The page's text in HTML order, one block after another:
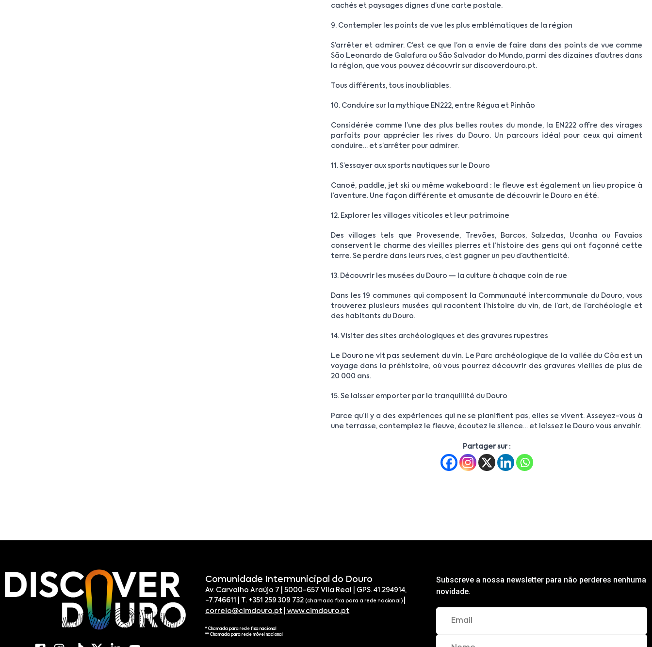
cachés et paysages dignes d’une carte postale.
9. Contempler les points de vue les plus emblématiques de la région
S’arrêter et admirer. C’est ce que l’on a envie de faire dans des points de vue comme
São Leonardo de Galafura ou São Salvador do Mundo, parmi des dizaines d’autres dans
la région, que vous pouvez découvrir sur discoverdouro.pt.
Tous différents, tous inoubliables.
10. Conduire sur la mythique EN222, entre Régua et Pinhão
Considérée comme l’une des plus belles routes du monde, la EN222 offre des virages
parfaits pour apprécier les rives du Douro. Un parcours idéal pour ceux qui aiment
conduire… et s’arrêter pour admirer.
11. S’essayer aux sports nautiques sur le Douro
Canoë, paddle, jet ski ou même wakeboard : le fleuve est également un lieu propice à
l’aventure. Une façon différente et amusante de découvrir le Douro en été.
12. Explorer les villages viticoles et leur patrimoine
Des villages tels que Provesende, Trevões, Barcos, Salzedas, Ucanha ou Favaios
conservent le charme des vieilles pierres et l’histoire des gens qui ont façonné cette
terre. Se perdre dans leurs rues, c’est gagner un peu d’authenticité.
13. Découvrir les musées du Douro — la culture à chaque coin de rue
Dans les 19 communes qui composent la Communauté intercommunale du Douro, vous
trouverez plusieurs musées qui racontent l’histoire du vin, de l’art, de l’archéologie et
des habitants du Douro.
14. Visiter des sites archéologiques et des gravures rupestres
Le Douro ne vit pas seulement du vin. Le Parc archéologique de la vallée du Côa est un
voyage dans la préhistoire, où vous pourrez découvrir des gravures vieilles de plus de
20 000 ans.
15. Se laisser emporter par la tranquillité du Douro
Parce qu’il y a des expériences qui ne se planifient pas, elles se vivent. Asseyez-vous à
une terrasse, contemplez le fleuve, écoutez le silence… et laissez le Douro vous envahir.
Partager sur :
Comunidade Intermunicipal do Douro
Av. Carvalho Araújo 7 | 5000-657 Vila Real | GPS. 41.294914,
-7.746611 | T. +351 259 309 732(chamada fixa para a rede nacional)
correio@cimdouro.pt
www.cimdouro.pt
* Chamada para rede fixa nacional
** Chamada para rede móvel nacional
Subscreve a nossa newsletter para não perderes nenhuma
novidade.